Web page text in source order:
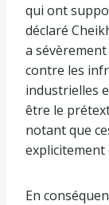
qui ont
déclaré
a
contre les
industrielles
être le
notant que
explicitement
En